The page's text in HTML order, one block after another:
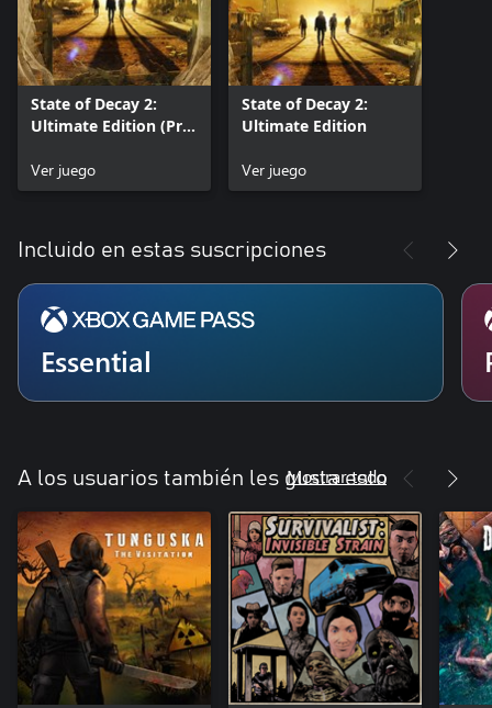
State of Decay 2:
Ultimate Edition (Pre-
Ver juego
State of Decay 2:
Ultimate Edition
Ver juego
Incluido en estas suscripciones
Essential
A los usuarios también les gusta esto
Mostrar todo